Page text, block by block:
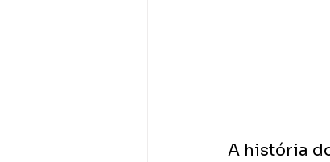
A história